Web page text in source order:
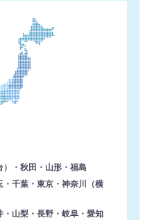
・秋田・山形・福島
千葉・東京・神奈川（横
山梨・長野・岐阜・愛知